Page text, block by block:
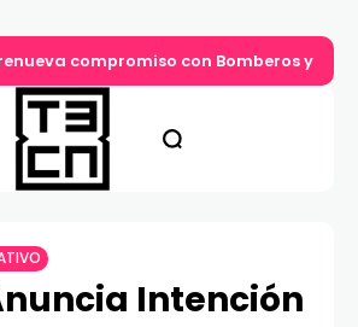
compromiso con Bomberos y
Intención